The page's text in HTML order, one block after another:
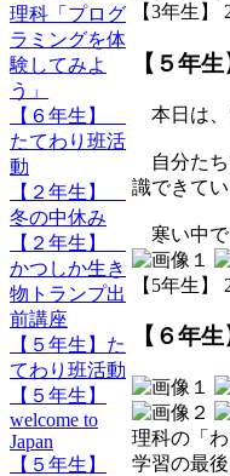
理科「プログ
ラミングを体
験してみよ
う」
【６年生】
たてわり班活
動
【２年生】
冬の中休み
【２年生】
かつしか生き
物トランプ出
前講座
【５年生】た
てわり班活動
【５年生】
welcome to
Japan
【５年生】
【3年生】
【５年
本日は、
自分たち
識できて
寒い中で
【5年生】
【６年
理科の「
学習の最